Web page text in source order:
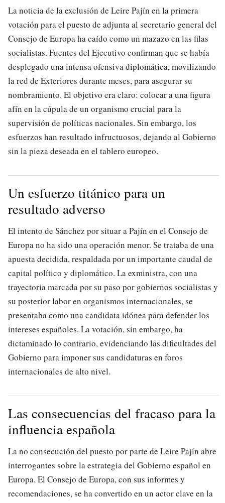
La noticia de la exclusión de Leire Pajín en la primera
votación para el puesto de adjunta al secretario general del
Consejo de Europa ha caído como un mazazo en las filas
socialistas. Fuentes del Ejecutivo confirman que se había
desplegado una intensa ofensiva diplomática, movilizando
la red de Exteriores durante meses, para asegurar su
nombramiento. El objetivo era claro: colocar a una figura
afín en la cúpula de un organismo crucial para la
supervisión de políticas nacionales. Sin embargo, los
esfuerzos han resultado infructuosos, dejando al Gobierno
sin la pieza deseada en el tablero europeo.
Un esfuerzo titánico para un
resultado adverso
El intento de Sánchez por situar a Pajín en el Consejo de
Europa no ha sido una operación menor. Se trataba de una
apuesta decidida, respaldada por un importante caudal de
capital político y diplomático. La exministra, con una
trayectoria marcada por su paso por gobiernos socialistas y
su posterior labor en organismos internacionales, se
presentaba como una candidata idónea para defender los
intereses españoles. La votación, sin embargo, ha
dictaminado lo contrario, evidenciando las dificultades del
Gobierno para imponer sus candidaturas en foros
internacionales de alto nivel.
Las consecuencias del fracaso para la
influencia española
La no consecución del puesto por parte de Leire Pajín abre
interrogantes sobre la estrategia del Gobierno español en
Europa. El Consejo de Europa, con sus informes y
recomendaciones, se ha convertido en un actor clave en la